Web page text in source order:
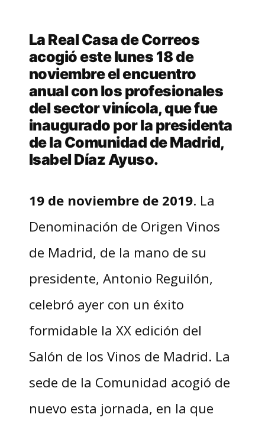
La Real Casa de Correos
acogió este lunes 18 de
noviembre el encuentro
anual con los profesionales
del sector vinícola, que fue
inaugurado por la presidenta
de la Comunidad de Madrid,
Isabel Díaz Ayuso.
19 de noviembre de 2019. La
Denominación de Origen Vinos
de Madrid, de la mano de su
presidente, Antonio Reguilón,
celebró ayer con un éxito
formidable la XX edición del
Salón de los Vinos de Madrid. La
sede de la Comunidad acogió de
nuevo esta jornada, en la que